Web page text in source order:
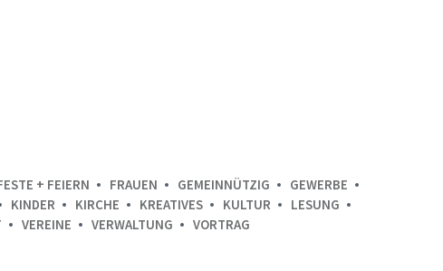
+ FEIERN FRAUEN GEMEINNÜTZIG
GEWERBE
KINDER KIRCHE KREATIVES KULTUR
LESUNG
VEREINE VERWALTUNG VORTRAG